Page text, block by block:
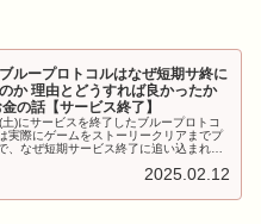
ブループロトコルはなぜ短期サ終に
か 理由とどうすれば良かったか
の話【サービス終了】
)にサービスを終了したブループロトコ
実際にゲームをストーリークリアまでプ
、なぜ短期サービス終了に追い込まれて
2025.02.12